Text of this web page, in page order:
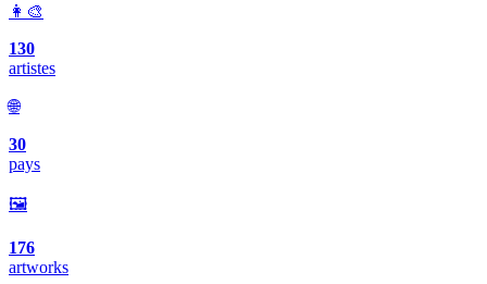
👩‍🎨
130
artistes
🌐
30
pays
🖼️
176
artworks